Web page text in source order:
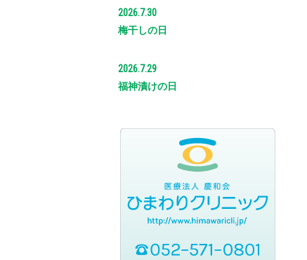
2026.7.30
梅干しの日
2026.7.29
福神漬けの日